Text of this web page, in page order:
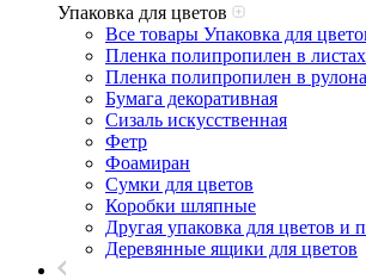
Упаковка для цветов
Все товары Упаковка для
Пленка полипропилен в листах
Пленка полипропилен в
Бумага декоративная
Сизаль искусственная
Фетр
Фоамиран
Сумки для цветов
Коробки шляпные
Другая упаковка для цветов и
Деревянные ящики для цветов